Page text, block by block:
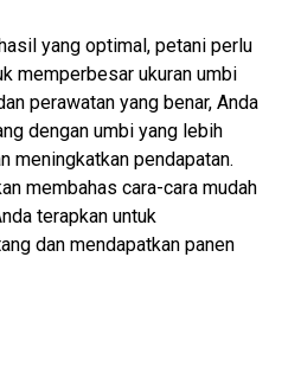
yang optimal, petani perlu
memperbesar ukuran umbi
perawatan yang benar, Anda
dengan umbi yang lebih
meningkatkan pendapatan.
membahas cara-cara mudah
terapkan untuk
dan mendapatkan panen